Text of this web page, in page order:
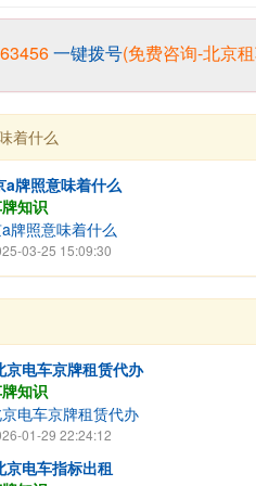
一键拨号(免费咨询-北京
着什么
a牌照意味着什么
知识
牌照意味着什么
03-25 15:09:30
京电车京牌租赁代办
知识
电车京牌租赁代办
01-29 22:24:12
京电车指标出租